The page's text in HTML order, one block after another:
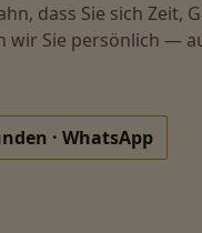
dass Sie sich Zeit,
wir Sie persönlich —
· WhatsApp